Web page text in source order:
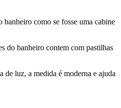
como se fosse uma cabine
do banheiro contem com pastilhas
de luz, a medida é moderna e ajuda